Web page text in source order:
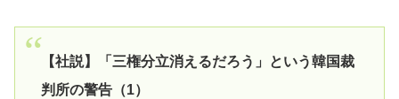
【社説】「三権分立消えるだろう」という韓国裁
判所の警告（1）